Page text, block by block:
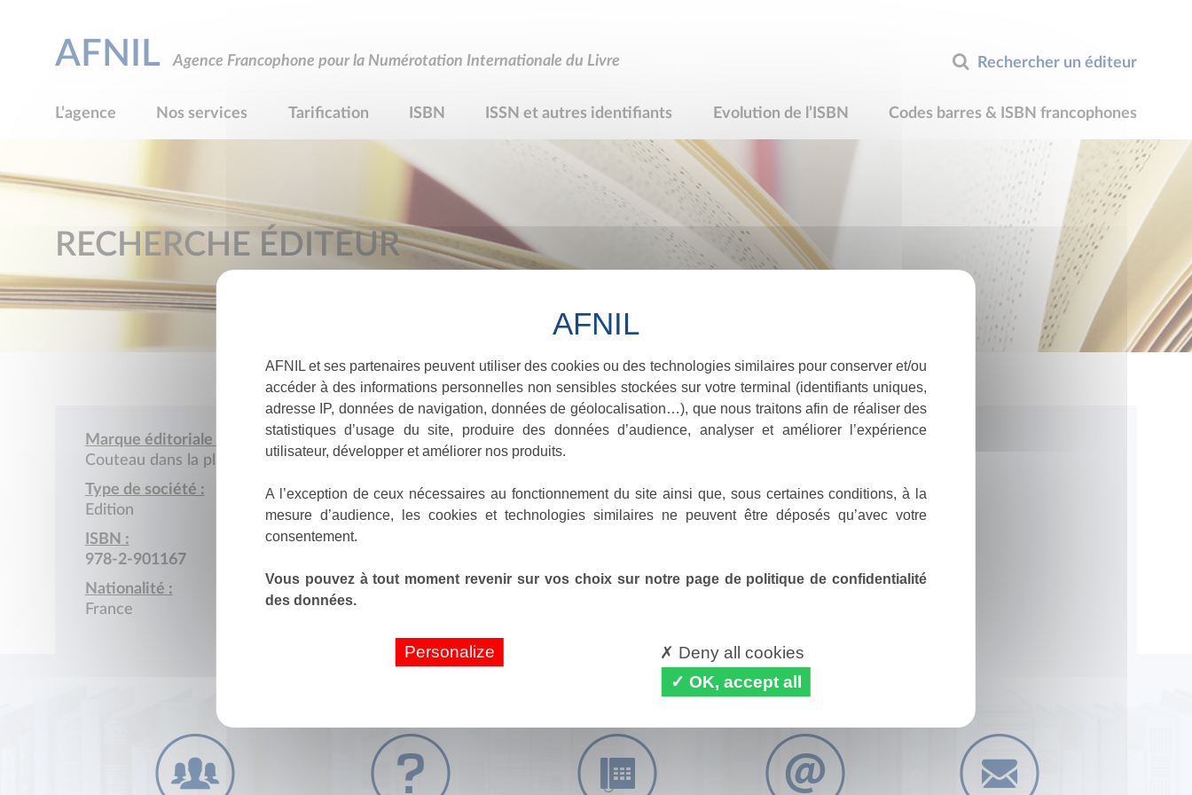
Rechercher un éditeur
AFNIL Agence Francophone pour la Numérotation Internationale du Livre
L’agence Nos services Tarification ISBN ISSN et autres identifiants Evolution de l’ISBN Codes barres & ISBN francophones
RECHERCHE ÉDITEUR
Marque éditoriale :
Couteau dans la plaie
Type de société :
Edition
ISBN :
978-2-901167
Nationalité :
France
AFNIL et ses partenaires peuvent utiliser des cookies ou des technologies similaires pour conserver et/ou
accéder à des informations personnelles non sensibles stockées sur votre terminal (identifiants uniques,
adresse IP, données de navigation, données de géolocalisation…), que nous traitons afin de réaliser des
statistiques d’usage du site, produire des données d’audience, analyser et améliorer l’expérience
utilisateur, développer et améliorer nos produits.
A l’exception de ceux nécessaires au fonctionnement du site ainsi que, sous certaines conditions, à la
mesure d’audience, les cookies et technologies similaires ne peuvent être déposés qu’avec votre
consentement.
Vous pouvez à tout moment revenir sur vos choix sur notre page de politique de confidentialité
des données.
Personalize
Deny all cookies
OK, accept all